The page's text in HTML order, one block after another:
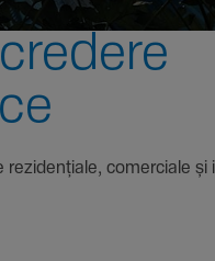
rezi­den­țiale,